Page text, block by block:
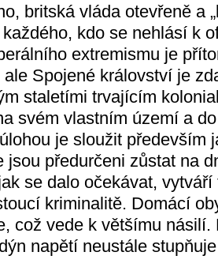
britská vláda otevřeně a
kdo se nehlásí k
extremismu je
Spojené království je
staletími trvajícím
svém vlastním území a
je sloužit především
jsou předurčeni zůstat na
se dalo očekávat,
kriminalitě. Domácí
což vede k většímu
napětí neustále